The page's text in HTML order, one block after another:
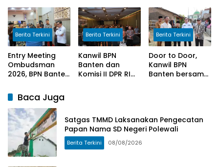
Negeri Polewali
Awareness
Pengoperasian
PLTU Labuan
untuk Perkuat
Keandalan
Pasokan Listrik
Pekerjaan
Program
Manunggal Air
Bersih di Desa
Umbele
Berita Terkini
Entry Meeting
Ombudsman
2026, BPN Banten
Pelayanan Publik
yang Berkualitas
Bagi Masyarakat
Berita Terkini
Kanwil BPN
Banten dan
Komisi II DPR RI
Berita Terkini
Door to Door,
Kanwil BPN
Banten bersama
Masyarakat
Baca Juga
Satgas TMMD Laksanakan Pengecatan
Papan Nama SD Negeri Polewali
Berita Terkini 08/08/2026